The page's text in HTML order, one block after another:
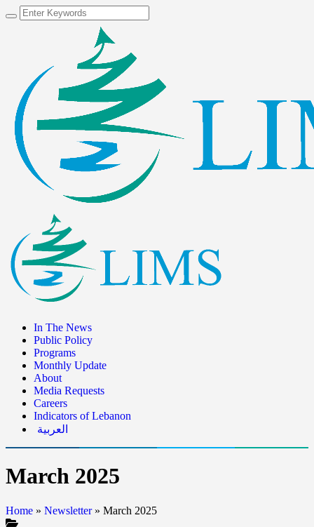
In The News
Public Policy
Programs
Monthly Update
About
Media Requests
Careers
Indicators of Lebanon
العربية
March 2025
Home » Newsletter» March 2025